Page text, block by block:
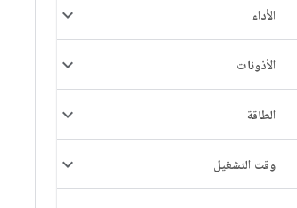
الأداء
الأذونات
الطاقة
وقت التشغيل